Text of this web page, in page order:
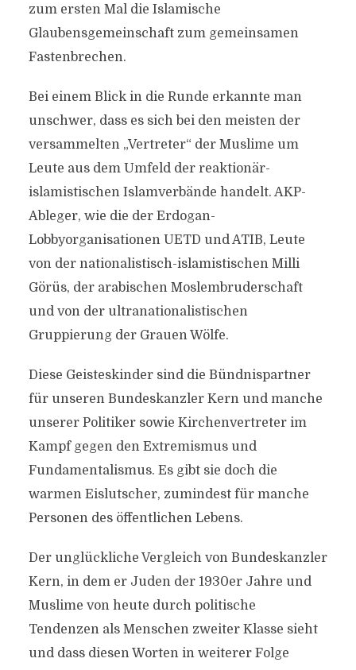
zum ersten Mal die Islamische
Glaubensgemeinschaft zum gemeinsamen
Fastenbrechen.
Bei einem Blick in die Runde erkannte man
unschwer, dass es sich bei den meisten der
versammelten „Vertreter“ der Muslime um
Leute aus dem Umfeld der reaktionär-
islamistischen Islamverbände handelt. AKP-
Ableger, wie die der Erdogan-
Lobbyorganisationen UETD und ATIB, Leute
von der nationalistisch-islamistischen Milli
Görüs, der arabischen Moslembruderschaft
und von der ultranationalistischen
Gruppierung der Grauen Wölfe.
Diese Geisteskinder sind die Bündnispartner
für unseren Bundeskanzler Kern und manche
unserer Politiker sowie Kirchenvertreter im
Kampf gegen den Extremismus und
Fundamentalismus. Es gibt sie doch die
warmen Eislutscher, zumindest für manche
Personen des öffentlichen Lebens.
Der unglückliche Vergleich von Bundeskanzler
Kern, in dem er Juden der 1930er Jahre und
Muslime von heute durch politische
Tendenzen als Menschen zweiter Klasse sieht
und dass diesen Worten in weiterer Folge